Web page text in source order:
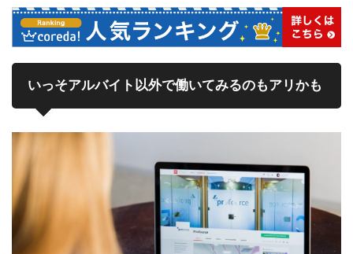
いっそアルバイト以外で働いてみるのもアリかも